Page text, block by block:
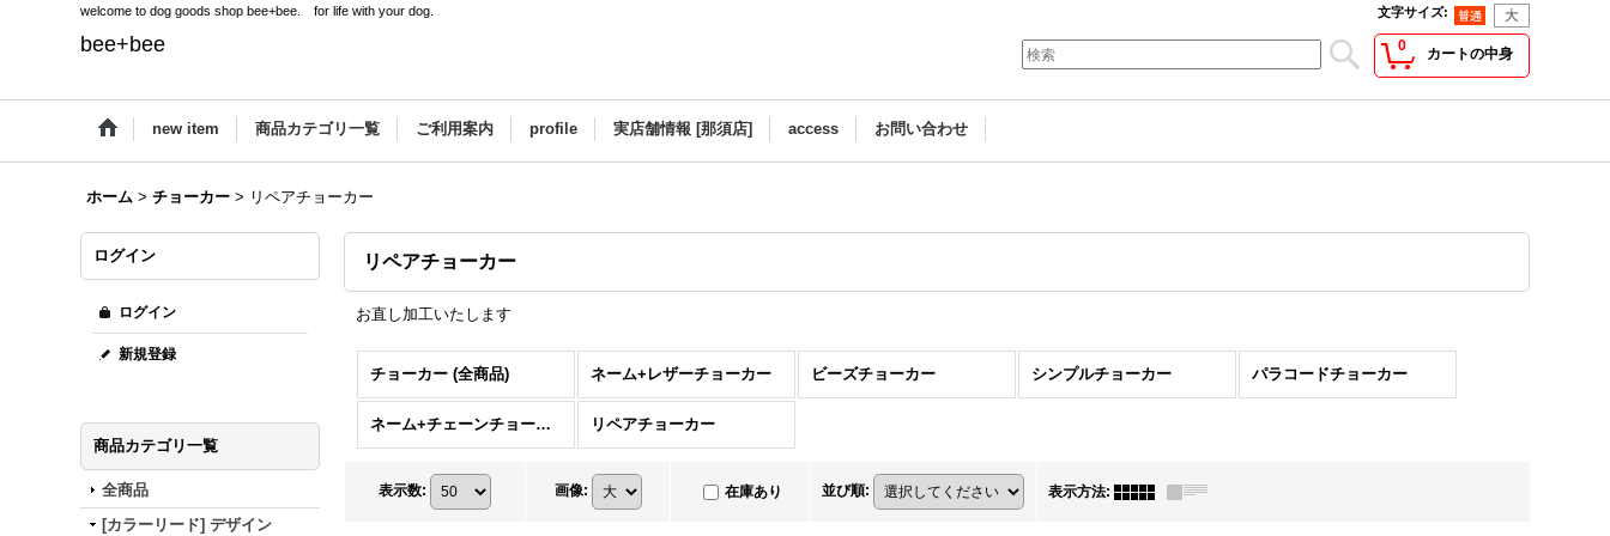
welcome to dog goods shop bee+bee. for life with your dog. 文字サイズ:
bee+bee 0 カートの中身
new item 商品カテゴリ一覧 ご利用案内 profile 実店舗情報 [那須店] access お問い合わせ
ホーム > チョーカー > リペアチョーカー
ログイン
ログイン
新規登録
商品カテゴリ一覧
全商品
[カラーリード] デザイン
リペアチョーカー
お直し加工いたします
チョーカー (全商品) ネーム+レザーチョーカー ビーズチョーカー シンプルチョーカー パラコードチョーカー
ネーム+チェーンチョーカー リペアチョーカー
表示数: 画像: 在庫あり 並び順: 表示方法: